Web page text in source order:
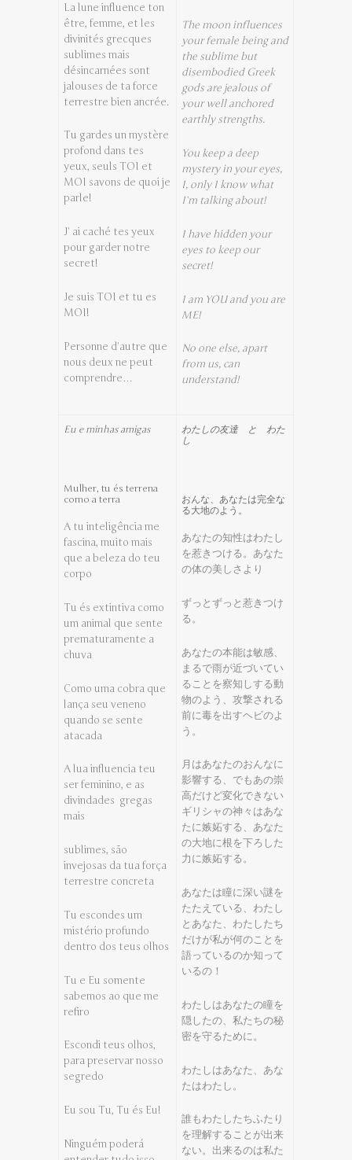
La lune influence ton
être, femme, et les
divinités grecques
sublimes mais
désincarnées sont
jalouses de ta force
terrestre bien ancrée.
Tu gardes un mystère
profond dans tes
yeux, seuls TOI et
MOI savons de quoi je
parle!
J’ ai caché tes yeux
pour garder notre
secret!
Je suis TOI et tu es
MOI!
Personne d’autre que
nous deux ne peut
comprendre…
The moon influences
your female being and
the sublime but
disembodied Greek
gods are jealous of
your well anchored
earthly strengths.
You keep a deep
mystery in your eyes,
I, only I know what
I’m talking about!
I have hidden your
eyes to keep our
secret!
I am YOU and you are
ME!
No one else, apart
from us, can
understand!
Eu e minhas amigas
Mulher, tu és terrena
como a terra
A tu inteligência me
fascina, muito mais
que a beleza do teu
corpo
Tu és extintiva como
um animal que sente
prematuramente a
chuva
Como uma cobra que
lança seu veneno
quando se sente
atacada
A lua influencia teu
ser feminino, e as
divindades gregas
mais
sublimes, são
invejosas da tua força
terrestre concreta
Tu escondes um
mistério profundo
dentro dos teus olhos
Tu e Eu somente
sabemos ao que me
refiro
Escondi teus olhos,
para preservar nosso
segredo
Eu sou Tu, Tu és Eu!
Ninguém poderá
わたしの友達 と わた
し
おんな、あなたは完全な
る大地のよう。
あなたの知性はわたし
を惹きつける。あなた
の体の美しさより
ずっとずっと惹きつけ
る。
あなたの本能は敏感、
まるで雨が近づいてい
ることを察知しする動
物のよう、攻撃される
前に毒を出すヘビのよ
う。
月はあなたのおんなに
影響する、でもあの崇
高だけど変化できない
ギリシャの神々はあな
たに嫉妬する、あなた
の大地に根を下ろした
力に嫉妬する。
あなたは瞳に深い謎を
たたえている、わたし
とあなた、わたしたち
だけが私が何のことを
語っているのか知って
いるの！
わたしはあなたの瞳を
隠したの、私たちの秘
密を守るために。
わたしはあなた、あな
たはわたし。
誰もわたしたちふたり
を理解することが出来
ない。出来るのは私た